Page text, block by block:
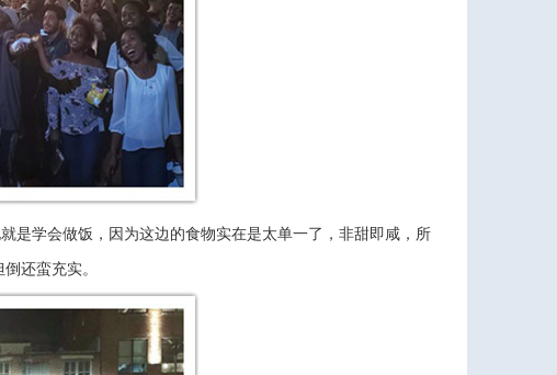
学会做饭，因为这边的食物实在是太单一了，非甜即咸，所
还蛮充实。